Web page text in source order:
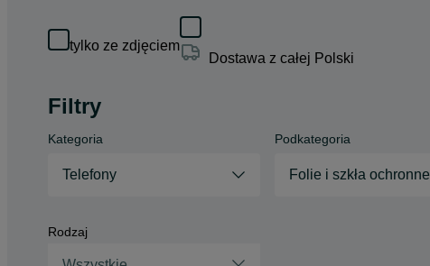
tylko ze zdjęciem
Dostawa z całej Polski
Filtry
Kategoria
Telefony
Podkategoria
Folie i szkła ochronne
Rodzaj